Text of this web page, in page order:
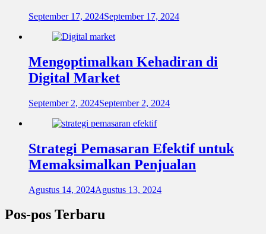
September 17, 2024September 17, 2024
Mengoptimalkan Kehadiran di
Digital Market
September 2, 2024September 2, 2024
Strategi Pemasaran Efektif untuk
Memaksimalkan Penjualan
Agustus 14, 2024Agustus 13, 2024
Pos-pos Terbaru